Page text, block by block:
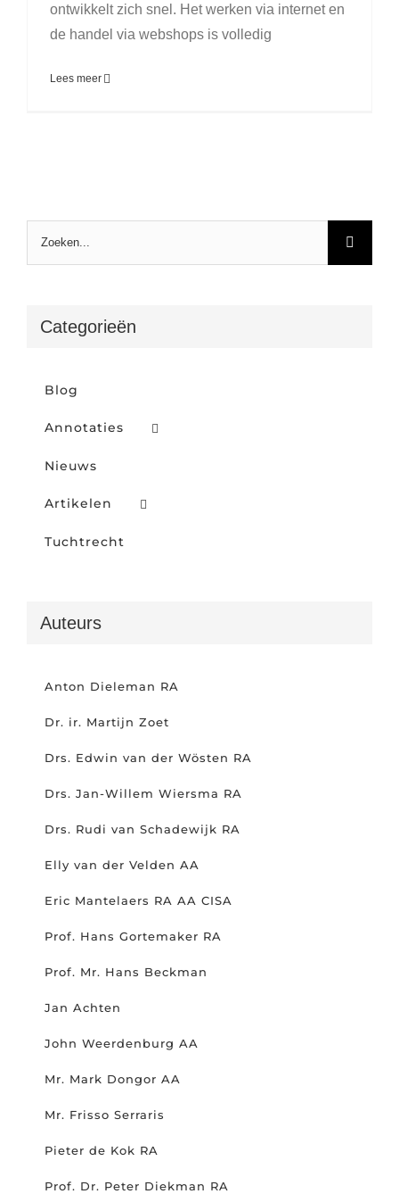
ontwikkelt zich snel. Het werken via internet en
de handel via webshops is volledig
Lees meer
Categorieën
Blog
Annotaties
Nieuws
Artikelen
Tuchtrecht
Auteurs
Anton Dieleman RA
Dr. ir. Martijn Zoet
Drs. Edwin van der Wösten RA
Drs. Jan-Willem Wiersma RA
Drs. Rudi van Schadewijk RA
Elly van der Velden AA
Eric Mantelaers RA AA CISA
Prof. Hans Gortemaker RA
Prof. Mr. Hans Beckman
Jan Achten
John Weerdenburg AA
Mr. Mark Dongor AA
Mr. Frisso Serraris
Pieter de Kok RA
Prof. Dr. Peter Diekman RA